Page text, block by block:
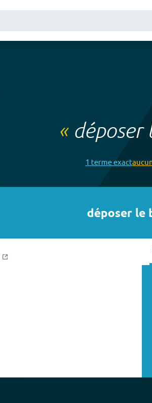
« déposer
1 termeexact
déposer le